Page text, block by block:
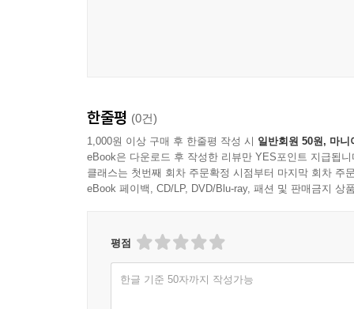
한줄평 (0건)
1,000원 이상 구매 후 한줄평 작성 시 일반회원 50원, 마니
eBook은 다운로드 후 작성한 리뷰만 YES포인트 지급됩니
클래스는 첫번째 회차 주문확정 시점부터 마지막 회차 주
eBook 페이백, CD/LP, DVD/Blu-ray, 패션 및 판매금지 상
평점
한글 기준 50자까지 작성가능